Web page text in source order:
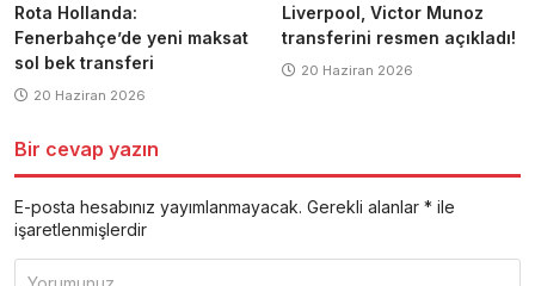
Rota Hollanda:
Fenerbahçe’de yeni maksat
sol bek transferi
20 Haziran 2026
Liverpool, Victor Munoz
transferini resmen açıkladı!
20 Haziran 2026
Bir cevap yazın
E-posta hesabınız yayımlanmayacak. Gerekli alanlar * ile
işaretlenmişlerdir